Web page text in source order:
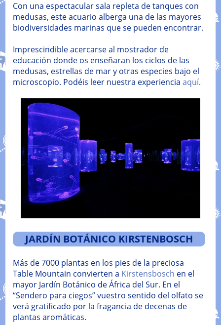
Con una espectacular sala repleta de tanques con
medusas, este acuario alberga una de las mayores
biodiversidades marinas que se pueden encontrar.
Imprescindible acercarse al mostrador de
educación donde os enseñaran los ciclos de las
medusas, estrellas de mar y otras especies bajo el
microscopio. Podéis leer nuestra experiencia aquí.
JARDÍN BOTÁNICO KIRSTENBOSCH
Más de 7000 plantas en los pies de la preciosa
Table Mountain convierten a Kirstensbosch en el
mayor Jardín Botánico de África del Sur. En el
“Sendero para ciegos” vuestro sentido del olfato se
verá gratificado por la fragancia de decenas de
plantas aromáticas.